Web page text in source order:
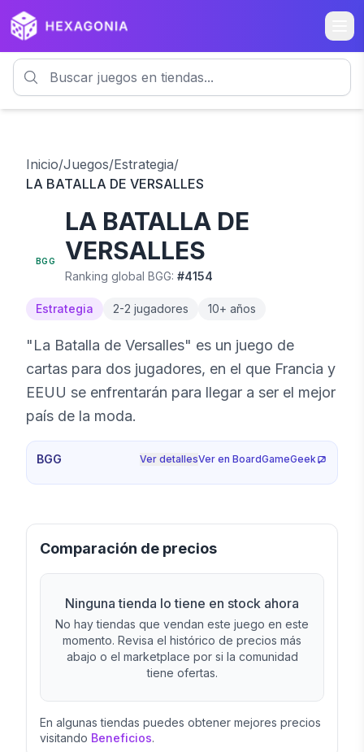
Inicio/Juegos/Estrategia/
LA BATALLA DE VERSALLES
BGG
LA BATALLA DE
VERSALLES
Ranking global BGG: #4154
Estrategia 2-2 jugadores 10+ años
"La Batalla de Versalles" es un juego de
cartas para dos jugadores, en el que Francia y
EEUU se enfrentarán para llegar a ser el mejor
país de la moda.
BGG Ver detallesVer en BoardGameGeek
Comparación de precios
Ninguna tienda lo tiene en stock ahora
No hay tiendas que vendan este juego en este
momento. Revisa el histórico de precios más
abajo o el marketplace por si la comunidad
tiene ofertas.
En algunas tiendas puedes obtener mejores precios
visitando Beneficios.